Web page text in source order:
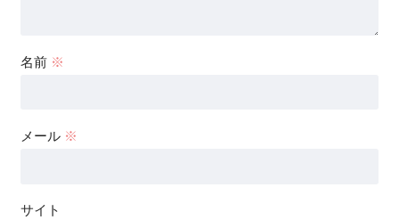
名前 ※
メール ※
サイト